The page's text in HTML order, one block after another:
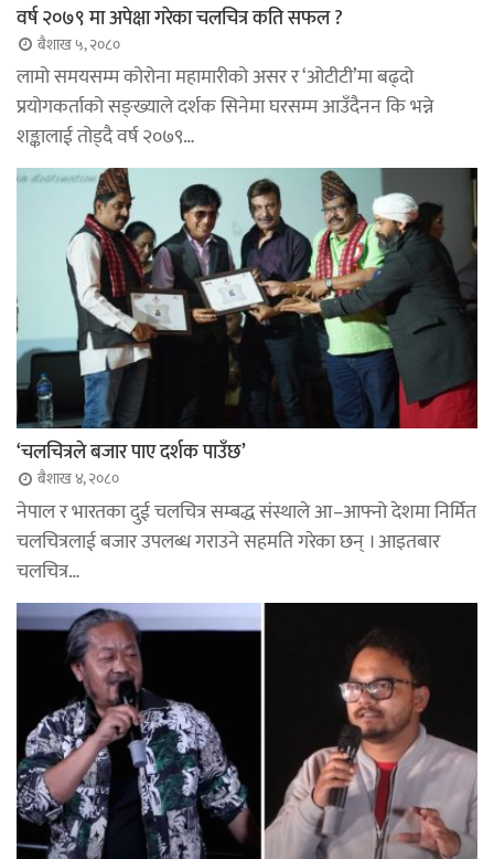
वर्ष २०७९ मा अपेक्षा गरेका चलचित्र कति सफल ?
बैशाख ५, २०८०
लामो समयसम्म कोरोना महामारीको असर र ‘ओटीटी’मा बढ्दो
प्रयोगकर्ताको सङ्ख्याले दर्शक सिनेमा घरसम्म आउँदैनन कि भन्ने
शङ्कालाई तोड्दै वर्ष २०७९…
‘चलचित्रले बजार पाए दर्शक पाउँछ’
बैशाख ४, २०८०
नेपाल र भारतका दुई चलचित्र सम्बद्ध संस्थाले आ–आफ्नो देशमा निर्मित
चलचित्रलाई बजार उपलब्ध गराउने सहमति गरेका छन् । आइतबार
चलचित्र…